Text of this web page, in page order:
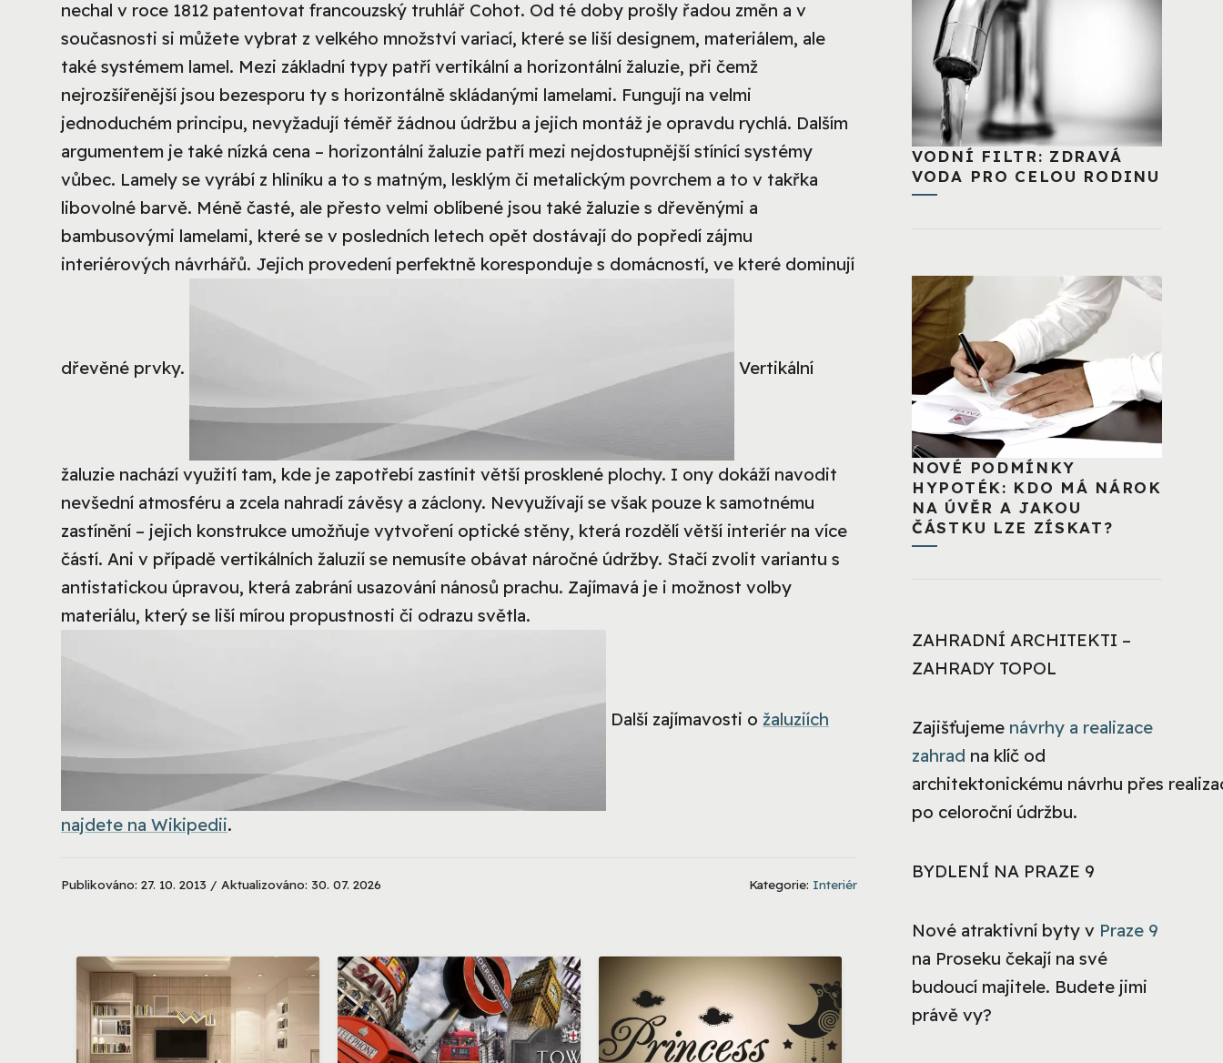
nechal v roce 1812 patentovat francouzský truhlář Cohot. Od té doby prošly řadou změn a v
současnosti si můžete vybrat z velkého množství variací, které se liší designem, materiálem, ale
také systémem lamel. Mezi základní typy patří vertikální a horizontální žaluzie, při čemž
nejrozšířenější jsou bezesporu ty s horizontálně skládanými lamelami. Fungují na velmi
jednoduchém principu, nevyžadují téměř žádnou údržbu a jejich montáž je opravdu rychlá. Dalším
argumentem je také nízká cena – horizontální žaluzie patří mezi nejdostupnější stínící systémy
vůbec. Lamely se vyrábí z hliníku a to s matným, lesklým či metalickým povrchem a to v takřka
libovolné barvě. Méně časté, ale přesto velmi oblíbené jsou také žaluzie s dřevěnými a
bambusovými lamelami, které se v posledních letech opět dostávají do popředí zájmu
interiérových návrhářů. Jejich provedení perfektně koresponduje s domácností, ve které dominují
dřevěné prvky. Vertikální
žaluzie nachází využití tam, kde je zapotřebí zastínit větší prosklené plochy. I ony dokáží navodit
nevšední atmosféru a zcela nahradí závěsy a záclony. Nevyužívají se však pouze k samotnému
zastínění – jejich konstrukce umožňuje vytvoření optické stěny, která rozdělí větší interiér na více
částí. Ani v případě vertikálních žaluzií se nemusíte obávat náročné údržby. Stačí zvolit variantu s
antistatickou úpravou, která zabrání usazování nánosů prachu. Zajímavá je i možnost volby
materiálu, který se liší mírou propustnosti či odrazu světla.
Další zajímavosti o žaluziích
najdete na Wikipedii.
Publikováno: 27. 10. 2013 / Aktualizováno: 30. 07. 2026 Kategorie: Interiér
VODNÍ FILTR: ZDRAVÁ
VODA PRO CELOU RODINU
NOVÉ PODMÍNKY
HYPOTÉK: KDO MÁ NÁROK
NA ÚVĚR A JAKOU
ČÁSTKU LZE ZÍSKAT?
ZAHRADNÍ ARCHITEKTI –
ZAHRADY TOPOL
Zajišťujeme návrhy a realizace
zahrad na klíč od
architektonickému návrhu přes
po celoroční údržbu.
BYDLENÍ NA PRAZE 9
Nové atraktivní byty v Praze 9
na Proseku čekají na své
budoucí majitele. Budete jimi
právě vy?